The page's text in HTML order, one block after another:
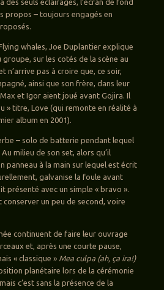
des seuls éclairages, l’écran de fond
propos – toujours engagés en
whales, Joe Duplantier explique
sur les cotés de la scène au
n’arrive pas à croire que, ce soir,
ainsi que son frère, dans leur
et Igor aient joué avant Gojira. Il
» titre, Love (qui remonte en réalité à
album en 2001).
– solo de batterie pendant lequel
milieu de son set, alors qu’il
panneau à la main sur lequel est écrit
galvanise la foule avant
présenté avec un simple « bravo ».
un peu de second, voire
continuent de faire leur ouvrage
et, après une courte pause,
« classique » Mea culpa (ah, ça ira!)
planétaire lors de la cérémonie
c’est sans la présence de la